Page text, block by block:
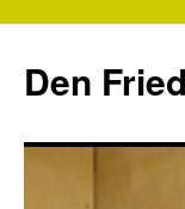
springen
Den